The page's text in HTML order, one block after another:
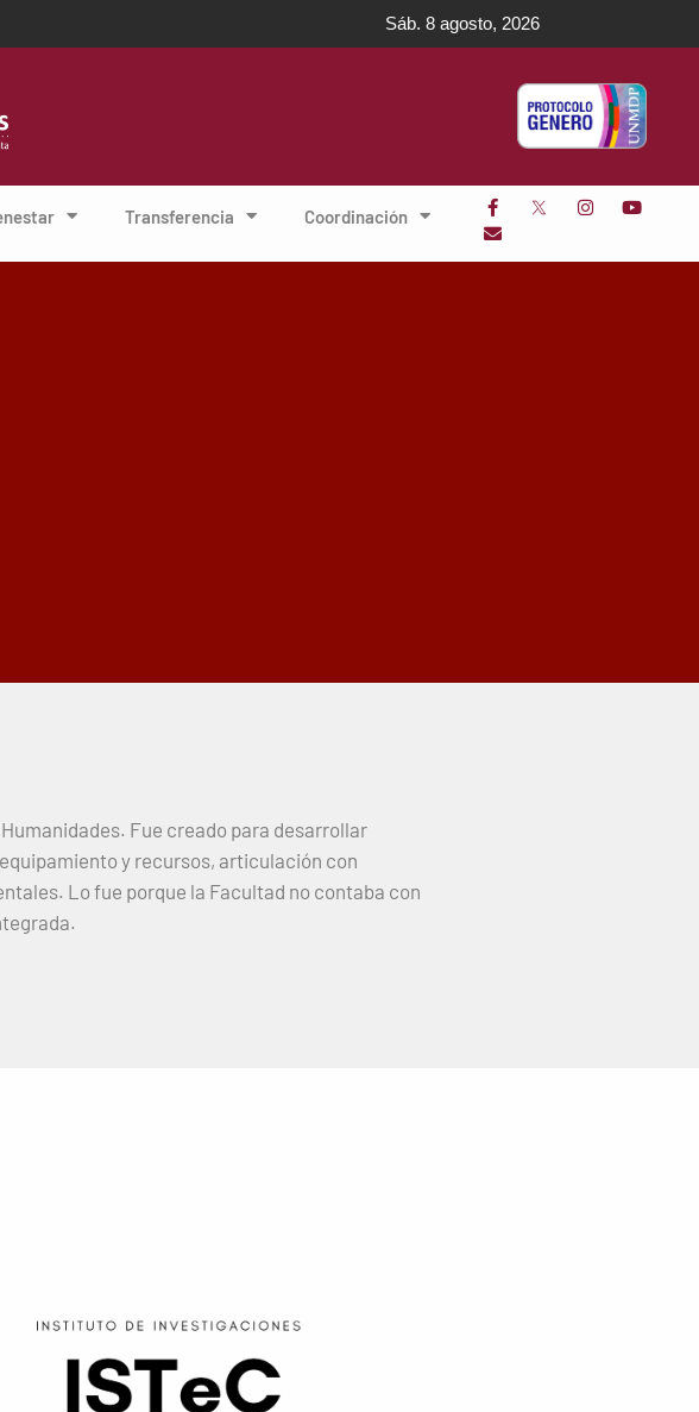
Sáb. 8 agosto, 2026
Transferencia Coordinación
Fue creado para desarrollar
y recursos, articulación con
Lo fue porque la Facultad no contaba con